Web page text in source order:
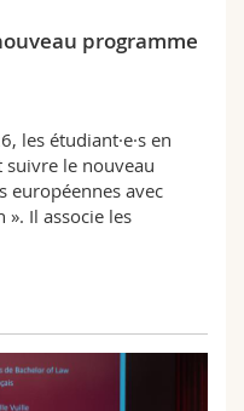
programme
les étudiant·e·s en
le nouveau
européennes avec
Il associe les